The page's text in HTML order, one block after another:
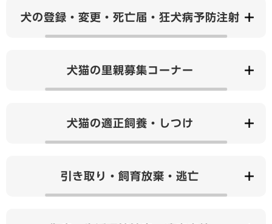
犬の登録・変更・死亡届・狂犬病予防注射
犬猫の里親募集コーナー
犬猫の適正飼養・しつけ
引き取り・飼育放棄・逃亡